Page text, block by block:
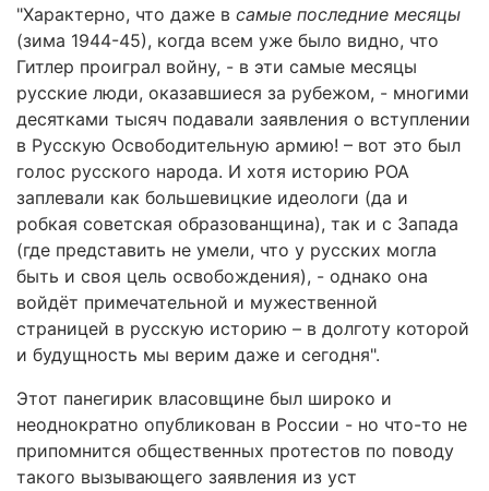
"Характерно, что даже в самые последние месяцы
(зима 1944-45), когда всем уже было видно, что
Гитлер проиграл войну, - в эти самые месяцы
русские люди, оказавшиеся за рубежом, - многими
десятками тысяч подавали заявления о вступлении
в Русскую Освободительную армию! – вот это был
голос русского народа. И хотя историю РОА
заплевали как большевицкие идеологи (да и
робкая советская образованщина), так и с Запада
(где представить не умели, что у русских могла
быть и своя цель освобождения), - однако она
войдёт примечательной и мужественной
страницей в русскую историю – в долготу которой
и будущность мы верим даже и сегодня".
Этот панегирик власовщине был широко и
неоднократно опубликован в России - но что-то не
припомнится общественных протестов по поводу
такого вызывающего заявления из уст